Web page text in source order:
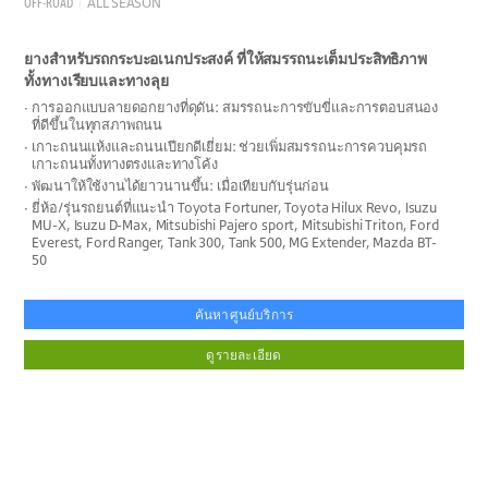
ยางสำหรับรถกระบะอเนกประสงค์ ที่ให้สมรรถนะเต็มประสิทธิภาพ
ทั้งทางเรียบและทางลุย
การออกแบบลายดอกยางที่ดุดัน: สมรรถนะการขับขี่และการตอบสนอง
ที่ดีขึ้นในทุกสภาพถนน
เกาะถนนแห้งและถนนเปียกดีเยี่ยม: ช่วยเพิ่มสมรรถนะการควบคุมรถ
เกาะถนนทั้งทางตรงและทางโค้ง
พัฒนาให้ใช้งานได้ยาวนานขึ้น: เมื่อเทียบกับรุ่นก่อน
ยี่ห้อ/รุ่นรถยนต์ที่แนะนำ Toyota Fortuner, Toyota Hilux Revo, Isuzu
MU-X, Isuzu D-Max, Mitsubishi Pajero sport, Mitsubishi Triton, Ford
Everest, Ford Ranger, Tank 300, Tank 500, MG Extender, Mazda BT-
50
ค้นหาศูนย์บริการ
ดูรายละเอียด